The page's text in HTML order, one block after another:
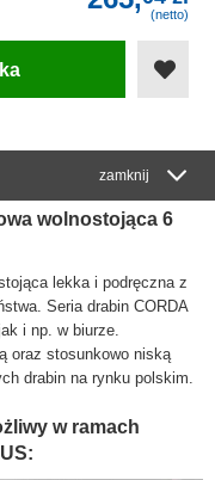
(netto)
zamknij
wolnostojąca 6
lekka i podręczna z
Seria drabin CORDA
i np. w biurze.
oraz stosunkowo niską
drabin na rynku polskim.
w ramach